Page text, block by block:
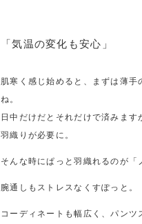
「気温の変化も安心」
肌寒く感じ始めると、まずは薄手
ね。
日中だけだとそれだけで済みます
羽織りが必要に。
そんな時にぱっと羽織れるのが「
腕通しもストレスなくすぽっと。
コーディネートも幅広く、パンツ